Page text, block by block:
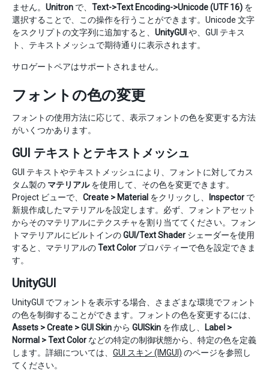
ません。 Unitron で、 Text->Text Encoding->Unicode (UTF 16) を
選択することで、この操作を行うことができます。Unicode 文字
をスクリプトの文字列に追加すると、 UnityGUI や、GUI テキス
ト、テキストメッシュで期待通りに表示されます。
サロゲートペアはサポートされません。
フォントの色の変更
フォントの使用方法に応じて、表示フォントの色を変更する方法
がいくつかあります。
GUI テキストとテキストメッシュ
GUI テキストやテキストメッシュにより、フォントに対してカス
タム製の マテリアルを使用して、その色を変更できます。
Project ビューで、 Create > Material をクリックし、 Inspector で
新規作成したマテリアルを設定します。必ず、フォントアセット
からそのマテリアルにテクスチャを割り当ててください。フォン
トマテリアルにビルトインのGUI/Text Shader シェーダーを使用
すると、マテリアルのText Color プロパティーで色を設定できま
す。
UnityGUI
UnityGUI でフォントを表示する場合、さまざまな環境でフォント
の色を制御することができます。フォントの色を変更するには、
Assets > Create > GUI Skinから GUISkin を作成し、
Label >
Normal > Text Color などの特定の制御状態から、特定の色を定義
します。詳細については、 GUI スキン (IMGUI) のページを参照し
てください。